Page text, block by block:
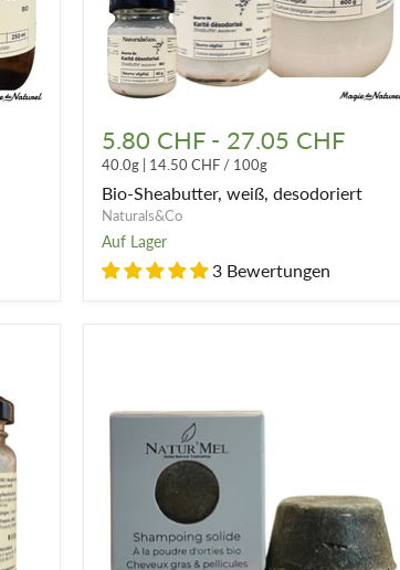
Sheabutter,
weiß,
desodoriert
5.80 CHF- 27.05 CHF
40.0g| 14.50 CHF/ 100g
Bio-Sheabutter, weiß, desodoriert
Naturals&Co
Auf Lager
3 Bewertungen